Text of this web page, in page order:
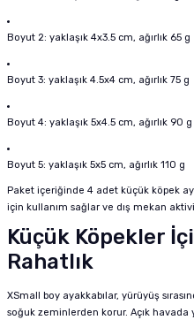
Boyut 2: yaklaşık 4x3.5 cm, ağırlık 65 g
Boyut 3: yaklaşık 4.5x4 cm, ağırlık 75 g
Boyut 4: yaklaşık 5x4.5 cm, ağırlık 90 g
Boyut 5: yaklaşık 5x5 cm, ağırlık 110 g
Paket içeriğinde 4 adet küçük köpek
için kullanım sağlar ve dış mekan
Küçük Köpekler
Rahatlık
XSmall boy ayakkabılar, yürüyüş
soğuk zeminlerden korur. Açık havada